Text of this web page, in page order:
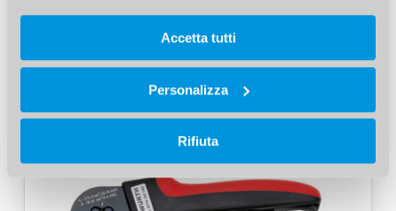
Accetta tutti
Personalizza
Rifiuta
rendonofacile da usare anche in spazi